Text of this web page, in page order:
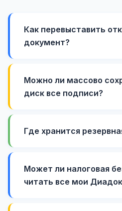
Как перевыставить
документ?
Можно ли массово
диск все подписи?
Где хранится
Может ли налоговая
читать все мои